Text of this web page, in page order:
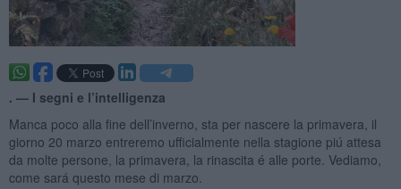
. — I segni e l’intelligenza
Manca poco alla fine dell’inverno, sta per nascere la primavera, il
giorno 20 marzo entreremo ufficialmente nella stagione piú attesa
da molte persone, la primavera, la rinascita é alle porte. Vediamo,
come sará questo mese di marzo.